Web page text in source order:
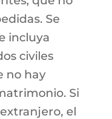
Se
incluya
civiles
no hay
Si
el